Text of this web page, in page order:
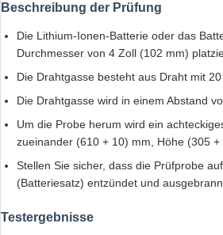
Beschreibung der Prüfung
Die Lithium-Ionen-Batterie oder das
Durchmesser von 4 Zoll (102 mm)
Die Drahtgasse besteht aus Draht mit
Die Drahtgasse wird in einem Abstand
Um die Probe herum wird ein
zueinander (610 + 10) mm, Höhe (305
Stellen Sie sicher, dass die Prüfprobe
(Batteriesatz) entzündet und
Testergebnisse